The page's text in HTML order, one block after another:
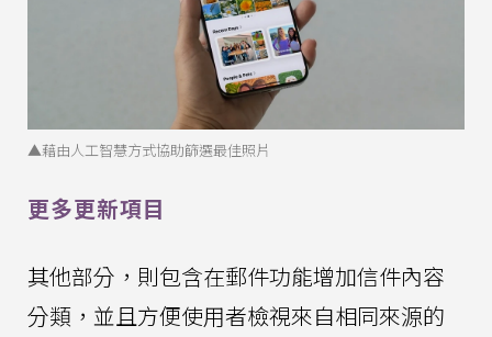
▲藉由人工智慧方式協助篩選最佳照片
更多更新項目
其他部分，則包含在郵件功能增加信件內容
分類，並且方便使用者檢視來自相同來源的